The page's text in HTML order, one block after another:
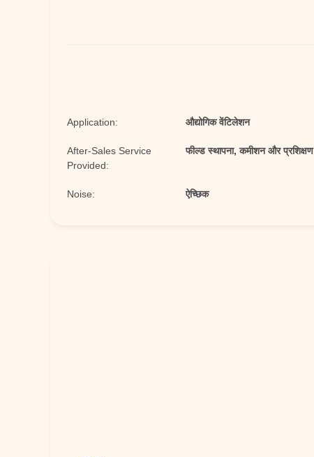
Application: औद्योगिक वेंटिलेशन
After-Sales Service
Provided:
फील्ड स्थापना, कमीशन और प्रशिक्षण
Noise: ऐच्छिक